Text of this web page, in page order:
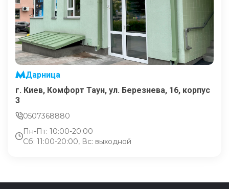
Дарница
г. Киев, Комфорт Таун, ул. Березнева, 16, корпус
3
0507368880
Пн-Пт: 10:00-20:00
Сб: 11:00-20:00, Вс: выходной